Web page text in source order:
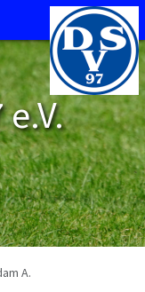
A.